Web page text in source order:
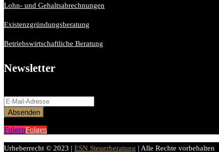
Lohn- und Gehaltsabrechnungen
Existenzgründungsberatung
Betriebswirtschaftliche Beratung
Newsletter
Absenden
FolgenFolgen
Urheberrecht © 2023 | ESN Steuerberatung | Alle Rechte vorbehalten